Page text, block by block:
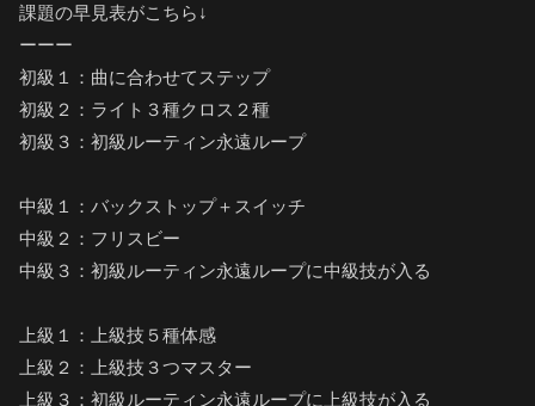
課題の早見表がこちら↓
ーーー
初級１：曲に合わせてステップ
初級２：ライト３種クロス２種
初級３：初級ルーティン永遠ループ
中級１：バックストップ＋スイッチ
中級２：フリスビー
中級３：初級ルーティン永遠ループに中級技が入る
上級１：上級技５種体感
上級２：上級技３つマスター
上級３：初級ルーティン永遠ループに上級技が入る